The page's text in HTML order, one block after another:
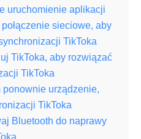
uruchomienie aplikacji
sieciowe, aby
TikToka
TikToka, aby rozwiązać
TikToka
urządzenie,
TikToka
Bluetooth do naprawy